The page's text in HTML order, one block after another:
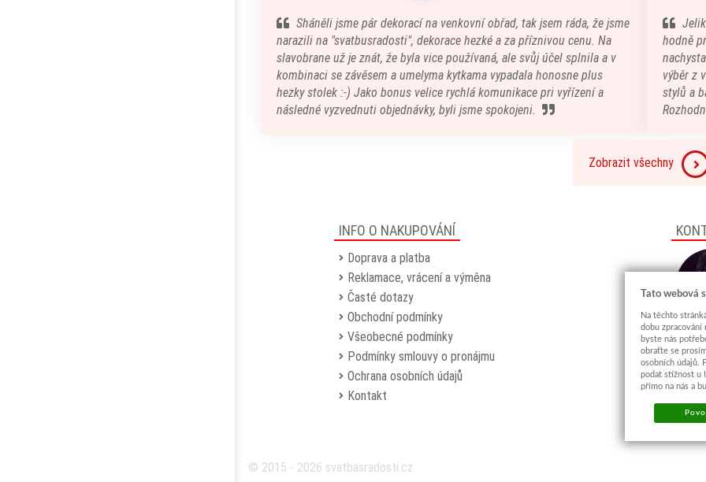
Sháněli jsme pár dekorací na venkovní obřad, tak jsem ráda, že jsme
narazili na "svatbusradosti", dekorace hezké a za příznivou cenu. Na
slavobrane už je znát, že byla vice používaná, ale svůj účel splnila a v
kombinaci se závěsem a umelyma kytkama vypadala honosne plus
hezky stolek :-) Jako bonus velice rychlá komunikace pri vyřízení a
následné vyzvednuti objednávky, byli jsme spokojeni.
hodně
výběr z
stylů a
Zobrazit všechny
INFO O NAKUPOVÁNÍ
Doprava a platba
Reklamace, vrácení a výměna
Časté dotazy
Obchodní podmínky
Všeobecné podmínky
Podmínky smlouvy o pronájmu
Ochrana osobních údajů
Kontakt
© 2015 - 2026 svatbasradosti.cz
Tato webová
Na těchto
dobu zpracování
byste nás
obraťte se
osobních údajů.
podat stížnost u
přímo na nás a